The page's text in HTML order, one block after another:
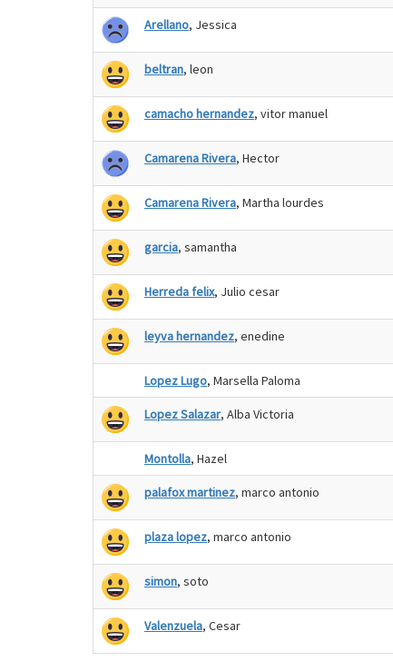
Arellano, Jessica
beltran, leon
camacho hernandez, vitor manuel
Camarena Rivera, Hector
Camarena Rivera, Martha lourdes
garcia, samantha
Herreda felix, Julio cesar
leyva hernandez, enedine
Lopez Lugo, Marsella Paloma
Lopez Salazar, Alba Victoria
Montolla, Hazel
palafox martinez, marco antonio
plaza lopez, marco antonio
simon, soto
Valenzuela, Cesar